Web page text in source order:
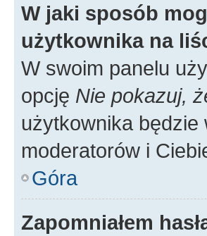
W jaki sposób
użytkownika na
W swoim panelu
opcję Nie pokazuj,
użytkownika będzie
moderatorów i
Góra
Zapomniałem